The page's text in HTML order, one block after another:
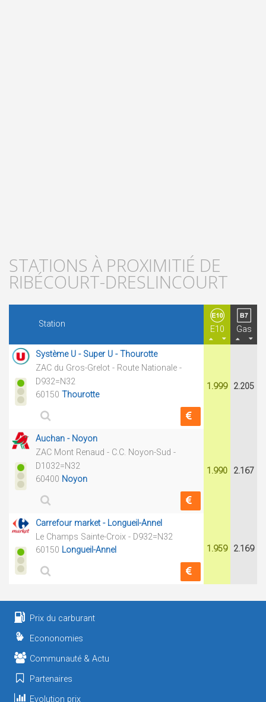
STATIONS À PROXIMITIÉ DE
RIBÉCOURT-DRESLINCOURT
Station
E10 Gas
Système U - Super U - Thourotte
ZAC du Gros-Grelot - Route Nationale -
D932=N32
60150 Thourotte
1.999 2.205
Auchan - Noyon
ZAC Mont Renaud - C.C. Noyon-Sud -
D1032=N32
60400 Noyon
1.990 2.167
Carrefour market - Longueil-Annel
Le Champs Sainte-Croix - D932=N32
60150 Longueil-Annel 1.959 2.169
Prix du carburant
Econonomies
Communauté & Actu
Partenaires
Evolution prix